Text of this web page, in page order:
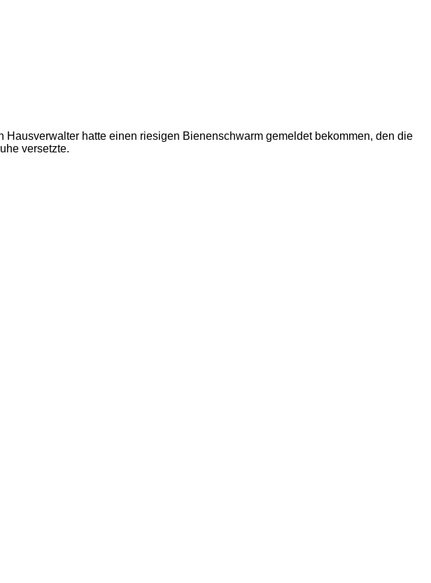
Hausverwalter hatte einen riesigen Bienenschwarm gemeldet bekommen, den die
versetzte.